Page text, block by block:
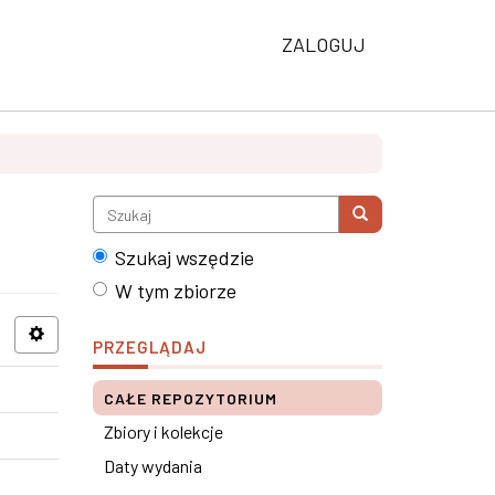
ZALOGUJ
Szukaj wszędzie
W tym zbiorze
PRZEGLĄDAJ
CAŁE REPOZYTORIUM
Zbiory i kolekcje
Daty wydania